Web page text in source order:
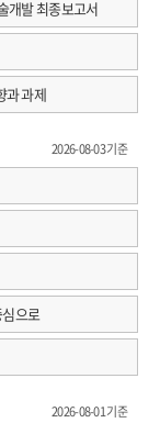
개발 최종보고서
과 과제
2026-08-03 기준
으로
2026-08-01 기준